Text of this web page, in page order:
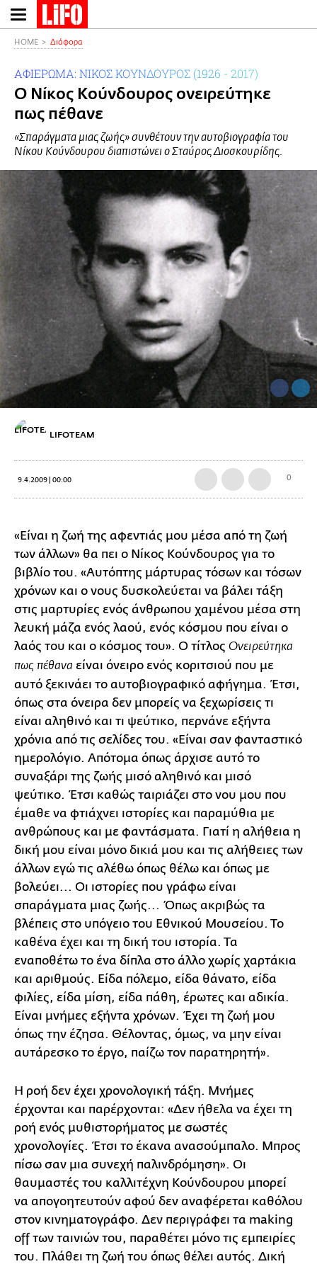
Παράκαμψη
προς
περιεχόμενο
HOME Διάφορα
ΑΦΙΕΡΩΜΑ: ΝΙΚΟΣ ΚΟΥΝΔΟΥΡΟΣ (1926 - 2017)
O Nίκος Κούνδουρος ονειρεύτηκε
πως πέθανε
«Σπαράγματα μιας ζωής» συνθέτουν την αυτοβιογραφία του
Νίκου Κούνδουρου διαπιστώνει o Σταύρος Διοσκουρίδης.
LIFOTEAM
9.4.2009 | 00:00 0
«Είναι η ζωή της αφεντιάς μου μέσα από τη ζωή
των άλλων» θα πει ο Νίκος Κούνδουρος για το
βιβλίο του. «Αυτόπτης μάρτυρας τόσων και τόσων
χρόνων και ο νους δυσκολεύεται να βάλει τάξη
στις μαρτυρίες ενός άνθρωπου χαμένου μέσα στη
λευκή μάζα ενός λαού, ενός κόσμου που είναι ο
λαός του και ο κόσμος του». Ο τίτλος Ονειρεύτηκα
πως πέθανα είναι όνειρο ενός κοριτσιού που με
αυτό ξεκινάει το αυτοβιογραφικό αφήγημα. Έτσι,
όπως στα όνειρα δεν μπορείς να ξεχωρίσεις τι
είναι αληθινό και τι ψεύτικο, περνάνε εξήντα
χρόνια από τις σελίδες του. «Είναι σαν φανταστικό
ημερολόγιο. Απότομα όπως άρχισε αυτό το
συναξάρι της ζωής μισό αληθινό και μισό
ψεύτικο. Έτσι καθώς ταιριάζει στο νου μου που
έμαθε να φτιάχνει ιστορίες και παραμύθια με
ανθρώπους και με φαντάσματα. Γιατί η αλήθεια η
δική μου είναι μόνο δικιά μου και τις αλήθειες των
άλλων εγώ τις αλέθω όπως θέλω και όπως με
βολεύει... Οι ιστορίες που γράφω είναι
σπαράγματα μιας ζωής... Όπως ακριβώς τα
βλέπεις στο υπόγειο του Εθνικού Μουσείου. Το
καθένα έχει και τη δική του ιστορία. Τα
εναποθέτω το ένα δίπλα στο άλλο χωρίς χαρτάκια
και αριθμούς. Είδα πόλεμο, είδα θάνατο, είδα
φιλίες, είδα μίση, είδα πάθη, έρωτες και αδικία.
Είναι μνήμες εξήντα χρόνων. Έχει τη ζωή μου
όπως την έζησα. Θέλοντας, όμως, να μην είναι
αυτάρεσκο το έργο, παίζω τον παρατηρητή».
Η ροή δεν έχει χρονολογική τάξη. Μνήμες
έρχονται και παρέρχονται: «Δεν ήθελα να έχει τη
ροή ενός μυθιστορήματος με σωστές
χρονολογίες. Έτσι το έκανα ανασούμπαλο. Μπρος
πίσω σαν μια συνεχή παλινδρόμηση». Οι
θαυμαστές του καλλιτέχνη Κούνδουρου μπορεί
να απογοητευτούν αφού δεν αναφέρεται καθόλου
στον κινηματογράφο. Δεν περιγράφει τα making
off των ταινιών του, παραθέτει μόνο τις εμπειρίες
του. Πλάθει τη ζωή του όπως θέλει αυτός. Δική